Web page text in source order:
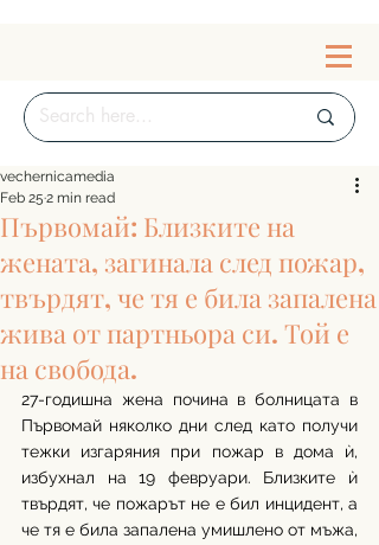
Първомай: Близките на
жената, загинала след пожар,
твърдят, че тя е била запалена
жива от партньора си. Той е
на свобода.
vechernicamedia
Feb 25 2 min read
27-годишна жена почина в болницата в
Първомай няколко дни след като получи
тежки изгаряния при пожар в дома ѝ,
избухнал на 19 февруари. Близките ѝ
твърдят, че пожарът не е бил инцидент, а
че тя е била запалена умишлено от мъжа,